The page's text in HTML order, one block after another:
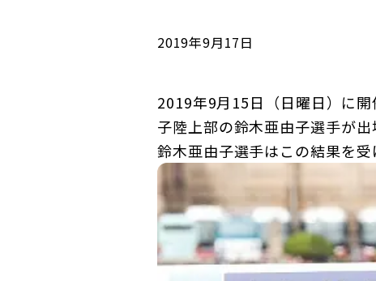
ローカル共創イニシアティブ2019年9月17日
2019年9月15日（日曜日）に
子陸上部の鈴木亜由子選手が出
鈴木亜由子選手はこの結果を